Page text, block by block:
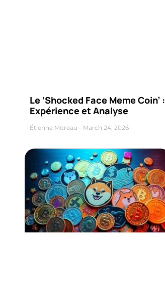
Le ‘Shocked Face Meme Coin’ :
Expérience et Analyse
Étienne Moreau March 24, 2026